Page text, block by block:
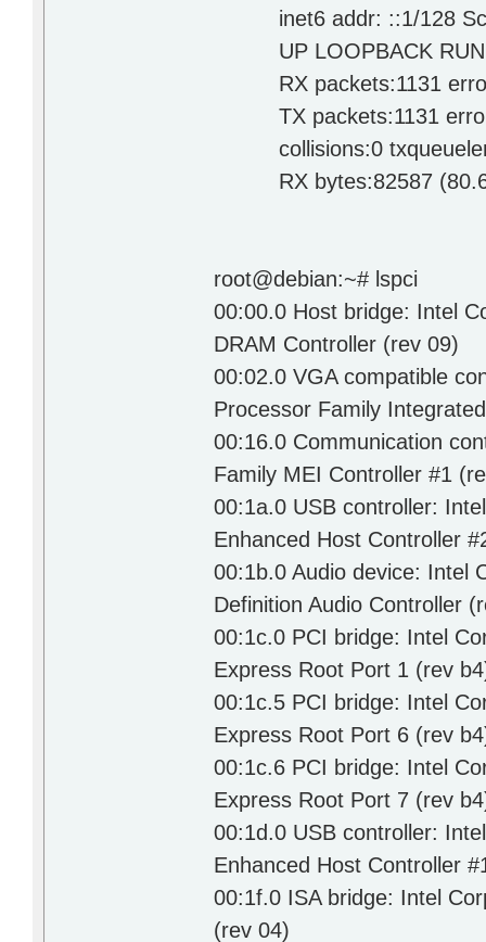
inet6 addr: ::1/128
UP LOOPBACK
RX packets:1131
TX packets:1131
collisions:0
RX bytes:82587 (80.6
root@debian:~# lspci
00:00.0 Host bridge: Intel
DRAM Controller (rev 09)
00:02.0 VGA compatible
Processor Family
00:16.0 Communication
Family MEI Controller #1
00:1a.0 USB controller:
Enhanced Host Controller
00:1b.0 Audio device: Intel
Definition Audio Controller
00:1c.0 PCI bridge: Intel
Express Root Port 1 (rev
00:1c.5 PCI bridge: Intel
Express Root Port 6 (rev
00:1c.6 PCI bridge: Intel
Express Root Port 7 (rev
00:1d.0 USB controller:
Enhanced Host Controller
00:1f.0 ISA bridge: Intel
(rev 04)